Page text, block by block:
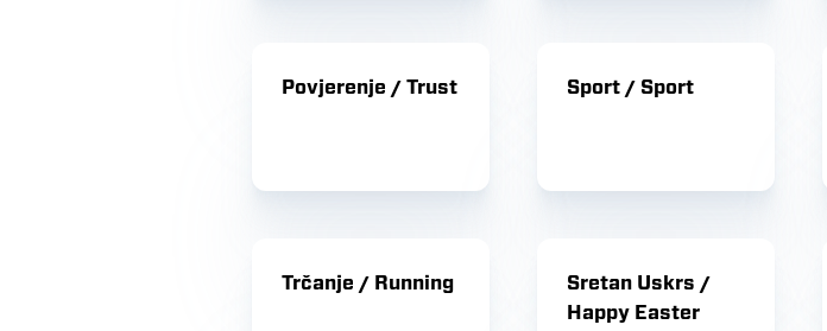
Povjerenje / Trust Sport / Sport
Trčanje / Running
Sretan Uskrs /
Happy Easter